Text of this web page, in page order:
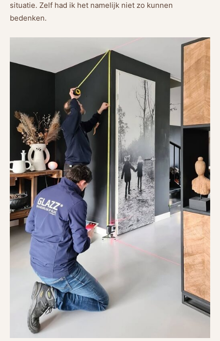
situatie. Zelf had ik het namelijk niet zo kunnen
bedenken.